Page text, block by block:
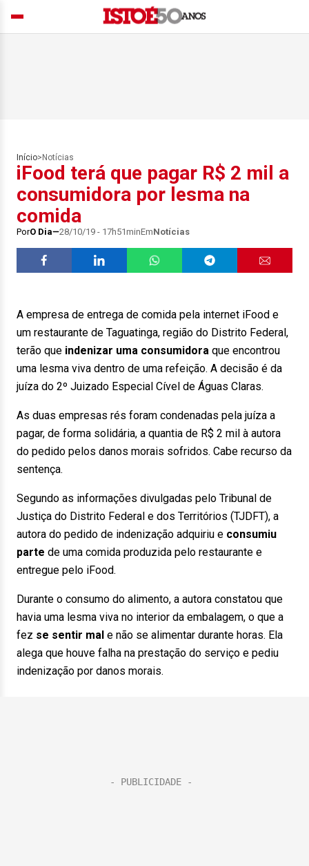
Início> Notícias
iFood terá que pagar R$ 2 mil a
consumidora por lesma na
comida
PorO Dia 28/10/19 - 17h51minEmNotícias
A empresa de entrega de comida pela internet iFood e
um restaurante de Taguatinga, região do Distrito Federal,
terão que indenizar uma consumidora que encontrou
uma lesma viva dentro de uma refeição. A decisão é da
juíza do 2º Juizado Especial Cível de Águas Claras.
As duas empresas rés foram condenadas pela juíza a
pagar, de forma solidária, a quantia de R$ 2 mil à autora
do pedido pelos danos morais sofridos. Cabe recurso da
sentença.
Segundo as informações divulgadas pelo Tribunal de
Justiça do Distrito Federal e dos Territórios (TJDFT), a
autora do pedido de indenização adquiriu e consumiu
parte de uma comida produzida pelo restaurante e
entregue pelo iFood.
Durante o consumo do alimento, a autora constatou que
havia uma lesma viva no interior da embalagem, o que a
fez se sentir mal e não se alimentar durante horas. Ela
alega que houve falha na prestação do serviço e pediu
indenização por danos morais.